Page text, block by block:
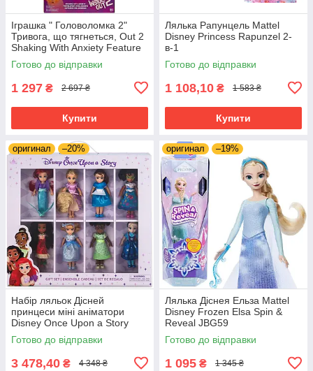
Іграшка " Головоломка 2"
Тривога, що тягнеться, Out 2
Shaking With Anxiety Feature
Plush
Готово до відправки
1 297 ₴ 2 697 ₴
Купити
Лялька Рапунцель Mattel
Disney Princess Rapunzel 2-
в-1
Готово до відправки
1 108,10 ₴ 1 583 ₴
Купити
оригинал –20%
Набір ляльок Дісней
принцеси міні аніматори
Disney Once Upon a Story
Mini Doll Gift Set
Готово до відправки
3 478,40 ₴ 4 348 ₴
оригинал –19%
Лялька Діснея Ельза Mattel
Disney Frozen Elsa Spin &
Reveal JBG59
Готово до відправки
1 095 ₴ 1 345 ₴